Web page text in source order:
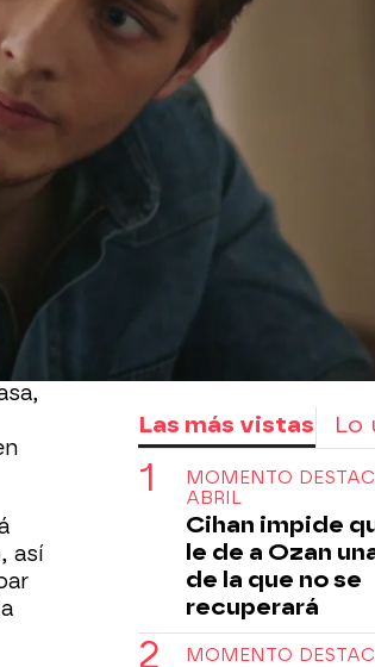
X Flipboard
Dilara,
así
Las más vistas Lo
MOMENTO
ABRIL
Cihan impide
le de a Ozan
de la que no se
recuperará
MOMENTO